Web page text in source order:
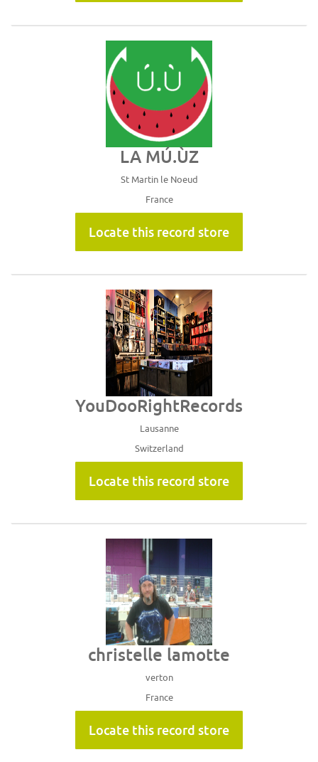
LA MÚ.ÙZ
St Martin le Noeud
France
Locate this record store
YouDooRightRecords
Lausanne
Switzerland
Locate this record store
christelle lamotte
verton
France
Locate this record store